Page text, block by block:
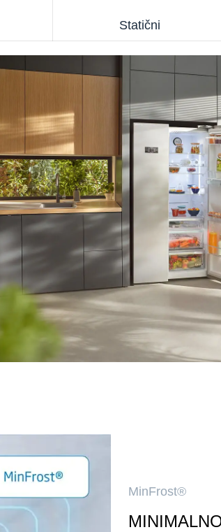
Statični
MinFrost®